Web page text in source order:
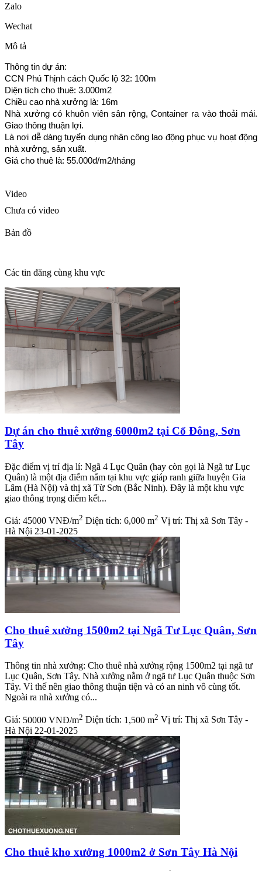
Zalo
Wechat
Mô tả
Thông tin dự án:
CCN Phú Thịnh cách Quốc lộ 32: 100m
Diện tích cho thuê: 3.000m2
Chiều cao nhà xưởng là: 16m
Nhà xưởng có khuôn viên sân rộng, Container ra vào thoải mái.
Giao thông thuận lợi.
Là nơi dễ dàng tuyển dụng nhân công lao động phục vụ hoạt động
nhà xưởng, sản xuất.
Giá cho thuê là: 55.000đ/m2/tháng
Video
Chưa có video
Bản đồ
Các tin đăng cùng khu vực
Dự án cho thuê xưởng 6000m2 tại Cổ Đông, Sơn
Tây
Đặc điểm vị trí địa lí: Ngã 4 Lục Quân (hay còn gọi là Ngã tư Lục
Quân) là một địa điểm nằm tại khu vực giáp ranh giữa huyện Gia
Lâm (Hà Nội) và thị xã Từ Sơn (Bắc Ninh). Đây là một khu vực
giao thông trọng điểm kết...
Giá: 45000 VNĐ/m2 Diện tích: 6,000 m2 Vị trí: Thị xã Sơn Tây -
Hà Nội 23-01-2025
Cho thuê xưởng 1500m2 tại Ngã Tư Lục Quân, Sơn
Tây
Thông tin nhà xưởng: Cho thuê nhà xưởng rộng 1500m2 tại ngã tư
Lục Quân, Sơn Tây. Nhà xưởng nằm ở ngã tư Lục Quân thuộc Sơn
Tây. Vì thế nên giao thông thuận tiện và có an ninh vô cùng tốt.
Ngoài ra nhà xưởng có...
Giá: 50000 VNĐ/m2 Diện tích: 1,500 m2 Vị trí: Thị xã Sơn Tây -
Hà Nội 22-01-2025
Cho thuê kho xưởng 1000m2 ở Sơn Tây Hà Nội